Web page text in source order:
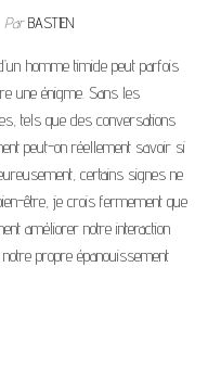
ParBASTIEN
homme timide peut parfois
une énigme. Sans les
tels que des conversations
peut-on réellement savoir si
certains signes ne
être, je crois fermement que
améliorer notre interaction
propre épanouissement